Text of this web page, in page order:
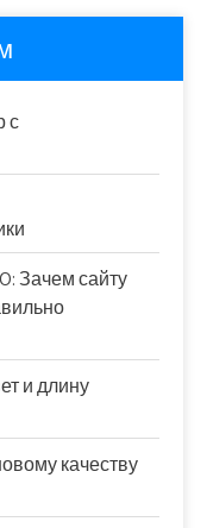
с
Зачем сайту
и длину
качеству